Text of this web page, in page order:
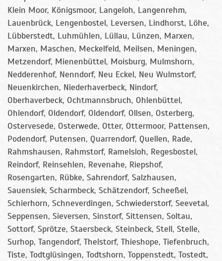
Klein Moor, Königsmoor, Langeloh, Langenrehm,
Lauenbrück, Lengenbostel, Leversen, Lindhorst, Löhe,
Lübberstedt, Luhmühlen, Lüllau, Lünzen, Marxen,
Marxen, Maschen, Meckelfeld, Meilsen, Meningen,
Metzendorf, Mienenbüttel, Moisburg, Mulmshorn,
Nedderenhof, Nenndorf, Neu Eckel, Neu Wulmstorf,
Neuenkirchen, Niederhaverbeck, Nindorf,
Oberhaverbeck, Ochtmannsbruch, Ohlenbüttel,
Ohlendorf, Oldendorf, Oldendorf, Ollsen, Osterberg,
Ostervesede, Osterwede, Otter, Ottermoor, Pattensen,
Podendorf, Putensen, Quarrendorf, Quellen, Rade,
Rahmshausen, Rahmstorf, Ramelsloh, Regesbostel,
Reindorf, Reinsehlen, Revenahe, Riepshof,
Rosengarten, Rübke, Sahrendorf, Salzhausen,
Sauensiek, Scharmbeck, Schätzendorf, Scheeßel,
Schierhorn, Schneverdingen, Schwiederstorf, Seevetal,
Seppensen, Sieversen, Sinstorf, Sittensen, Soltau,
Sottorf, Sprötze, Staersbeck, Steinbeck, Stell, Stelle,
Surhop, Tangendorf, Thelstorf, Thieshope, Tiefenbruch,
Tiste, Todtglüsingen, Todtshorn, Toppenstedt, Tostedt,